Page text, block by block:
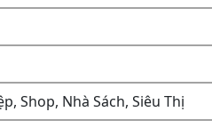
Shop, Nhà Sách, Siêu Thị